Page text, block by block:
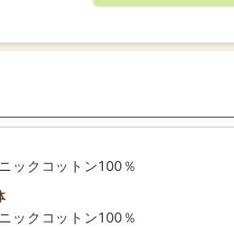
ます。
このナプキンを使って経血が漏れ
の重だるさも感じなくなりました。
ように洗濯バサミでとめて乾かす
ックコットン100％
ックコットン100％